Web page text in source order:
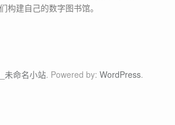
构建自己的数字图书馆。
未命名小站. Powered by: WordPress.